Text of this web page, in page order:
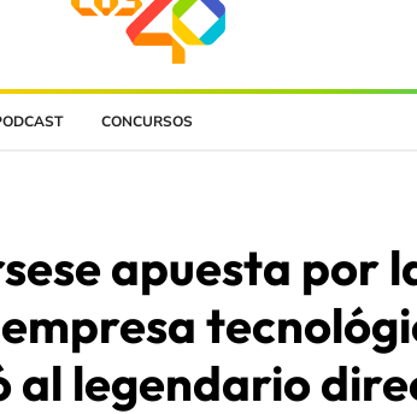
CONCURSOS
apuesta por
al legendario